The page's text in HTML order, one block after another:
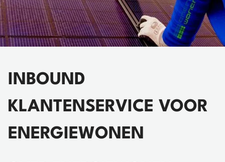
INBOUND
KLANTENSERVICE VOOR
ENERGIEWONEN